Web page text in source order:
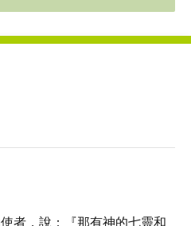
者，說：『那有神的七靈和